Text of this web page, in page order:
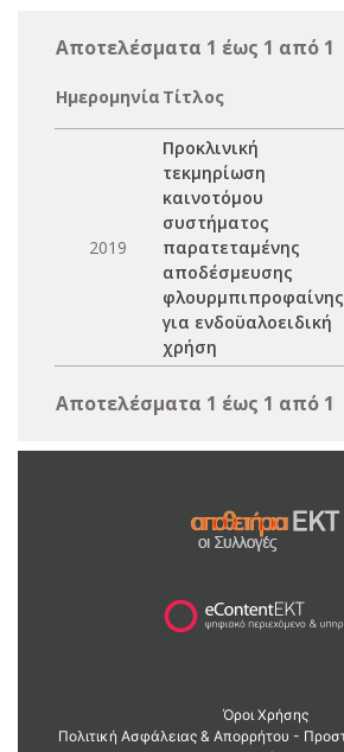
Αποτελέσματα 1 έως 1 από 1
Ημερομηνία Τίτλος
2019
Προκλινική
τεκμηρίωση
καινοτόμου
συστήματος
παρατεταμένης
αποδέσμευσης
φλουρμπιπροφαίνης
για ενδοϋαλοειδική
χρήση
Αποτελέσματα 1 έως 1 από 1